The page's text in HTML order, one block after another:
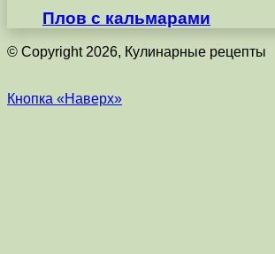
Плов с кальмарами
© Copyright 2026, Кулинарные рецепты
Кнопка «Наверх»